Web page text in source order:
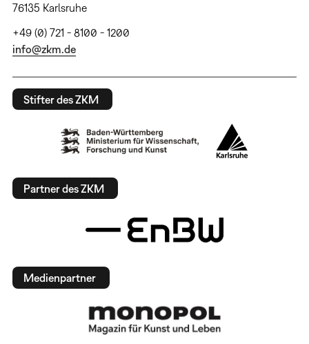
76135 Karlsruhe
+49 (0) 721 - 8100 - 1200
info@zkm.de
Stifter des ZKM
Partner des ZKM
Medienpartner